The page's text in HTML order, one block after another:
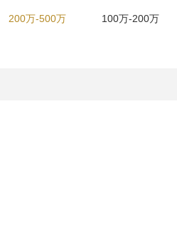
200万-500万 100万-200万